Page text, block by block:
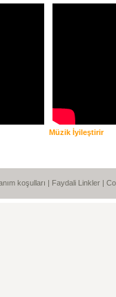
Müzik İyileştirir
koşulları | Faydali Linkler |